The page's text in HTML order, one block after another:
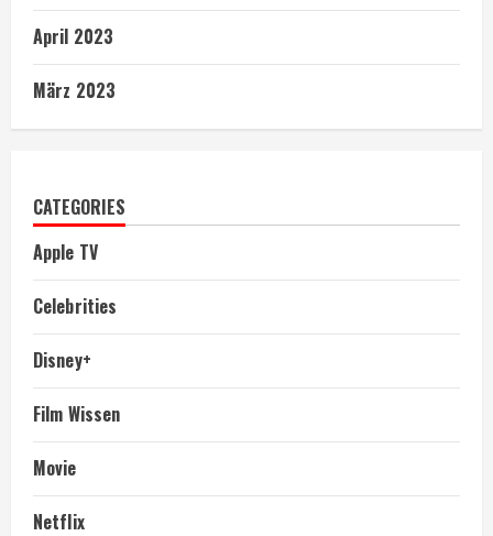
April 2023
März 2023
CATEGORIES
Apple TV
Celebrities
Disney+
Film Wissen
Movie
Netflix